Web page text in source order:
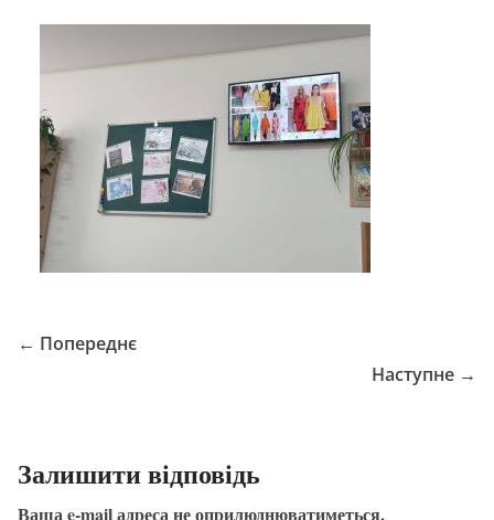
← Попереднє
Наступне →
Залишити відповідь
Ваша e-mail адреса не оприлюднюватиметься.